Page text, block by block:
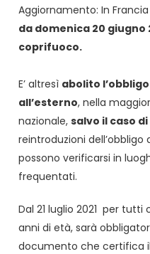
Aggiornamento: In
da domenica 20 giugno
coprifuoco.
E’ altresì abolito
all’esterno, nella
nazionale, salvo il caso
reintroduzioni dell’obbligo
possono verificarsi in
frequentati.
Dal 21 luglio 2021 per tutti
anni di età, sarà
documento che certifica